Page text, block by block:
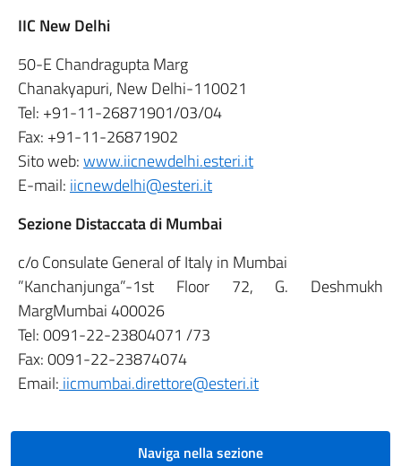
IIC New Delhi
50-E Chandragupta Marg
Chanakyapuri, New Delhi-110021
Tel: +91-11-26871901/03/04
Fax: +91-11-26871902
Sito web:www.iicnewdelhi.esteri.it
E-mail: iicnewdelhi@esteri.it
Sezione Distaccata di Mumbai
c/o Consulate General of Italy in Mumbai
”Kanchanjunga”-1st Floor 72, G. Deshmukh
MargMumbai 400026
Tel: 0091-22-23804071 /73
Fax: 0091-22-23874074
Email: iicmumbai.direttore@esteri.it
Naviga nella sezione